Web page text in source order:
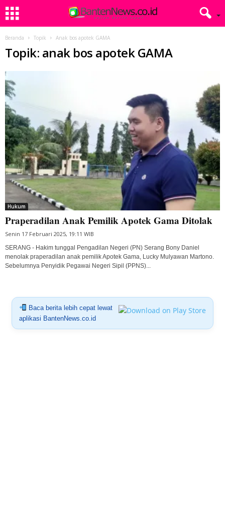
Beranda Topik Anak bos apotek GAMA
Topik: anak bos apotek GAMA
Hukum
Praperadilan Anak Pemilik Apotek Gama Ditolak
Senin 17 Februari 2025, 19:11 WIB
SERANG - Hakim tunggal Pengadilan Negeri (PN) Serang Bony Daniel
menolak praperadilan anak pemilik Apotek Gama, Lucky Mulyawan Martono.
Sebelumnya Penyidik Pegawai Negeri Sipil (PPNS)...
Baca berita lebih cepat lewat
aplikasi BantenNews.co.id